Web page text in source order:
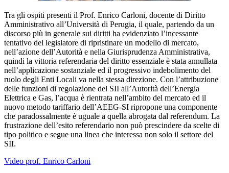
Tra gli ospiti presenti il Prof. Enrico Carloni, docente di Diritto
Amministrativo all’Università di Perugia, il quale, partendo da un
discorso più in generale sui diritti ha evidenziato l’incessante
tentativo del legislatore di ripristinare un modello di mercato,
nell’azione dell’Autorità e nella Giurisprudenza Amministrativa,
quindi la vittoria referendaria del diritto essenziale è stata annullata
nell’applicazione sostanziale ed il progressivo indebolimento del
ruolo degli Enti Locali va nella stessa direzione. Con l’attribuzione
delle funzioni di regolazione del SII all’Autorità dell’Energia
Elettrica e Gas, l’acqua è rientrata nell’ambito del mercato ed il
nuovo metodo tariffario dell’AEEG-SI ripropone una componente
che paradossalmente è uguale a quella abrogata dal referendum. La
frustrazione dell’esito referendario non può prescindere da scelte di
tipo politico e segue una linea che interessa non solo il settore del
SII.
Video prof. Enrico Carloni